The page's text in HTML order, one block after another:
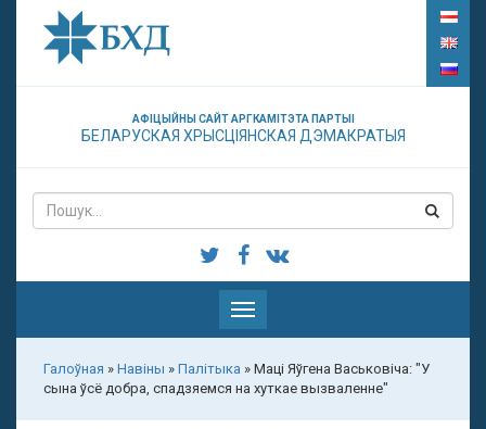
АФІЦЫЙНЫ САЙТ АРГКАМІТЭТА ПАРТЫІ
БЕЛАРУСКАЯ ХРЫСЦІЯНСКАЯ ДЭМАКРАТЫЯ
Паказаць
меню
Галоўная » Навіны » Палітыка » Маці Яўгена Васьковіча: "У
сына ўсё добра, спадзяемся на хуткае вызваленне"